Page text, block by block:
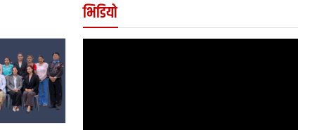
भिडियो